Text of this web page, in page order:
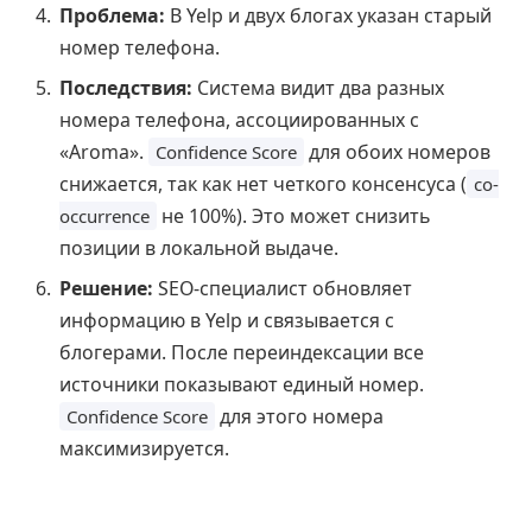
Проблема: В Yelp и двух блогах указан старый
номер телефона.
Последствия: Система видит два разных
номера телефона, ассоциированных с
«Aroma». Confidence Score для обоих номеров
снижается, так как нет четкого консенсуса ( co-
occurrence не 100%). Это может снизить
позиции в локальной выдаче.
Решение: SEO-специалист обновляет
информацию в Yelp и связывается с
блогерами. После переиндексации все
источники показывают единый номер.
Confidence Score для этого номера
максимизируется.